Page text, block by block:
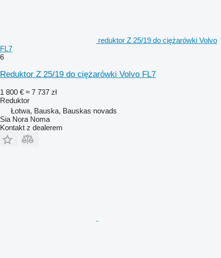
reduktor Z 25/19 do ciężarówki Volvo
FL7
6
Reduktor Z 25/19 do ciężarówki Volvo FL7
1 800 € ≈ 7 737 zł
Reduktor
Łotwa, Bauska, Bauskas novads
Sia Nora Noma
Kontakt z dealerem